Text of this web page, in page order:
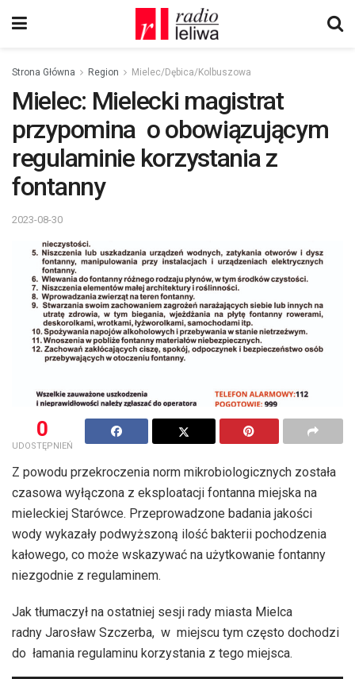
Strona Główna Region Mielec/Dębica/Kolbuszowa
Mielec: Mielecki magistrat
przypomina o obowiązującym
regulaminie korzystania z
fontanny
2023-08-30
0
UDOSTĘPNIEŃ
Z powodu przekroczenia norm mikrobiologicznych została
czasowa wyłączona z eksploatacji fontanna miejska na
mieleckiej Starówce. Przeprowadzone badania jakości
wody wykazały podwyższoną ilość bakterii pochodzenia
kałowego, co może wskazywać na użytkowanie fontanny
niezgodnie z regulaminem.
Jak tłumaczył na ostatniej sesji rady miasta Mielca
radny Jarosław Szczerba, w miejscu tym często dochodzi
do łamania regulaminu korzystania z tego miejsca.